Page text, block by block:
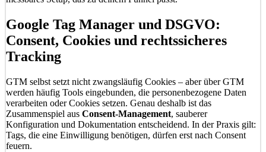
Google Tag Manager und DSGVO:
Consent, Cookies und rechtssicheres
Tracking
GTM selbst setzt nicht zwangsläufig Cookies – aber über GTM
werden häufig Tools eingebunden, die personenbezogene Daten
verarbeiten oder Cookies setzen. Genau deshalb ist das
Zusammenspiel aus Consent-Management, sauberer
Konfiguration und Dokumentation entscheidend. In der Praxis gilt:
Tags, die eine Einwilligung benötigen, dürfen erst nach Consent
feuern.